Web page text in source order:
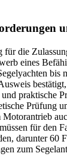
für die
eines
bis
praktische
Prüfung
für den
darunter 60
zum